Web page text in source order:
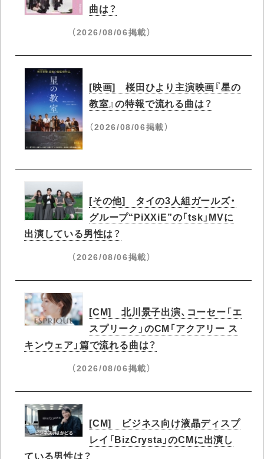
曲は？
（2026/08/06掲載）
[映画] 桜田ひより主演映画『星の
教室』の特報で流れる曲は？
（2026/08/06掲載）
[その他] タイの3人組ガールズ・
グループ“PiXXiE”の「tsk」MVに
出演している男性は？
（2026/08/06掲載）
[CM] 北川景子出演、コーセー「エ
スプリーク」のCM「アクアリー ス
キンウェア」篇で流れる曲は？
（2026/08/06掲載）
[CM] ビジネス向け液晶ディスプ
レイ「BizCrysta」のCMに出演し
ている男性は？